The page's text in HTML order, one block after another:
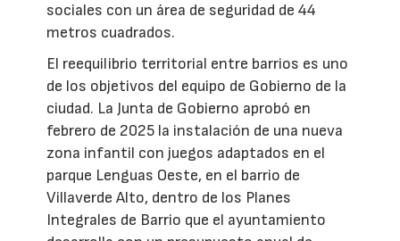
sociales con un área de seguridad de 44
metros cuadrados.
El reequilibrio territorial entre barrios es uno
de los objetivos del equipo de Gobierno de la
ciudad. La Junta de Gobierno aprobó en
febrero de 2025 la instalación de una nueva
zona infantil con juegos adaptados en el
parque Lenguas Oeste, en el barrio de
Villaverde Alto, dentro de los Planes
Integrales de Barrio que el ayuntamiento